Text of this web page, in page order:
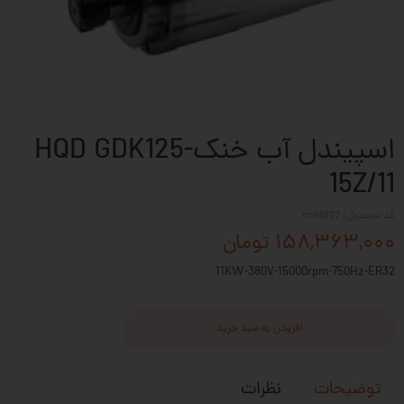
اسپیندل آب خنکHQD GDK125-
15Z/11
۱۵۸,۳۶۳,۰۰۰ تومان
11KW-380V-15000rpm-750Hz-ER32
افزودن به سبد خرید
توضیحات نظرات